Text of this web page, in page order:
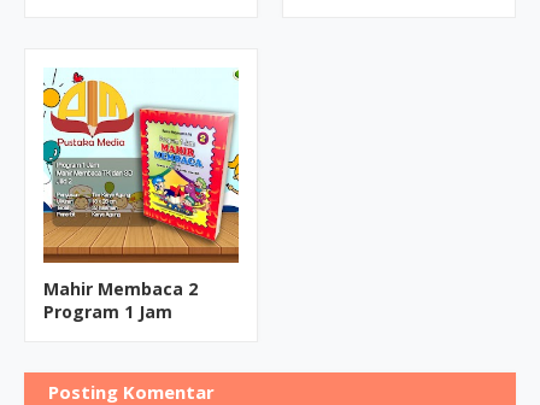
Mahir Membaca 2
Program 1 Jam
Posting Komentar